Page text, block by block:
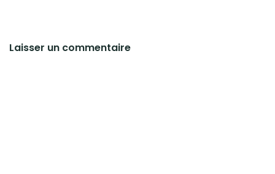
Laisser un commentaire